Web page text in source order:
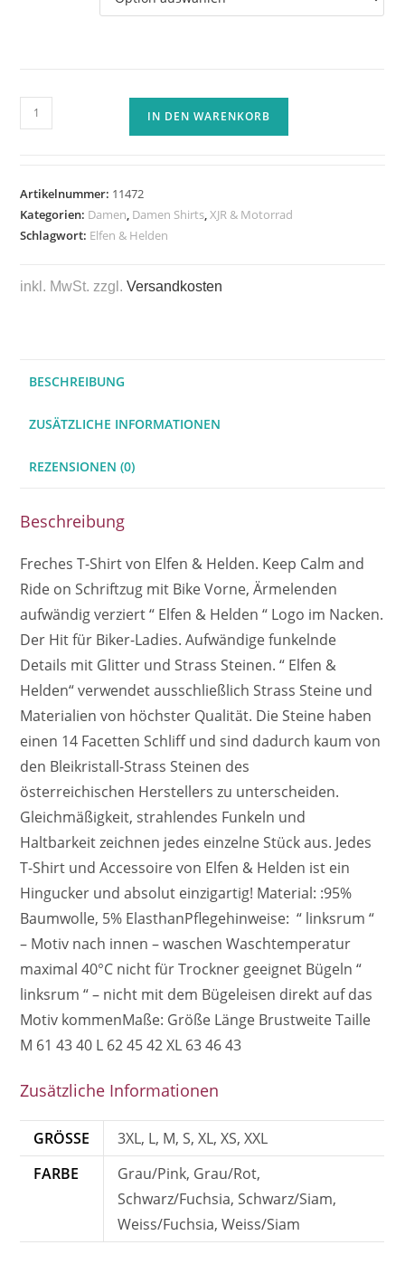
IN DEN WARENKORB
Artikelnummer: 11472
Kategorien: Damen, Damen Shirts,XJR & Motorrad
Schlagwort: Elfen & Helden
inkl. MwSt. zzgl.Versandkosten
BESCHREIBUNG
ZUSÄTZLICHE INFORMATIONEN
REZENSIONEN (0)
Beschreibung
Freches T-Shirt von Elfen & Helden. Keep Calm and
Ride on Schriftzug mit Bike Vorne, Ärmelenden
aufwändig verziert “ Elfen & Helden “ Logo im Nacken.
Der Hit für Biker-Ladies. Aufwändige funkelnde
Details mit Glitter und Strass Steinen. “ Elfen &
Helden“ verwendet ausschließlich Strass Steine und
Materialien von höchster Qualität. Die Steine haben
einen 14 Facetten Schliff und sind dadurch kaum von
den Bleikristall-Strass Steinen des
österreichischen Herstellers zu unterscheiden.
Gleichmäßigkeit, strahlendes Funkeln und
Haltbarkeit zeichnen jedes einzelne Stück aus. Jedes
T-Shirt und Accessoire von Elfen & Helden ist ein
Hingucker und absolut einzigartig! Material: :95%
Baumwolle, 5% ElasthanPflegehinweise: “ linksrum “
– Motiv nach innen – waschen Waschtemperatur
maximal 40°C nicht für Trockner geeignet Bügeln “
linksrum “ – nicht mit dem Bügeleisen direkt auf das
Motiv kommenMaße: Größe Länge Brustweite Taille
M 61 43 40 L 62 45 42 XL 63 46 43
Zusätzliche Informationen
GRÖSSE
3XL, L, M, S, XL, XS, XXL
FARBE
Grau/Pink, Grau/Rot,
Schwarz/Fuchsia, Schwarz/Siam,
Weiss/Fuchsia, Weiss/Siam